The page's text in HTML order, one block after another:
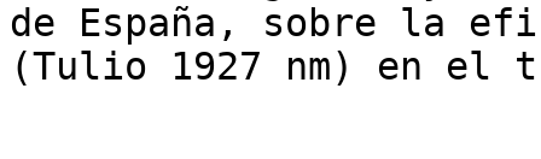
de España, sobre la
(Tulio 1927 nm) en el